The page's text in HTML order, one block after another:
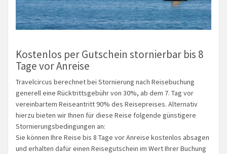
Kostenlos per Gutschein stornierbar bis 8
Tage vor Anreise
Travelcircus berechnet bei Stornierung nach Reisebuchung
generell eine Rücktrittsgebühr von 30%, ab dem 7. Tag vor
vereinbartem Reiseantritt 90% des Reisepreises. Alternativ
hierzu bieten wir Ihnen für diese Reise folgende günstigere
Stornierungsbedingungen an:
Sie können Ihre Reise bis 8 Tage vor Anreise kostenlos absagen
und erhalten dafür einen Reisegutschein im Wert Ihrer Buchung